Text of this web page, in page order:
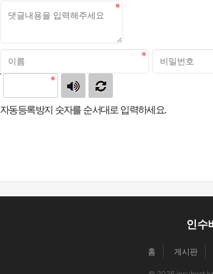
자동등록방지 숫자를 순서대로 입력하세요.
인수
홈 게시판